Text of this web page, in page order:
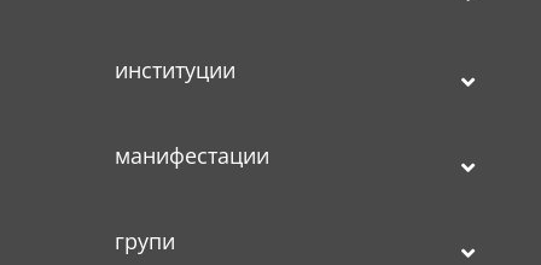
институции
манифестации
групи